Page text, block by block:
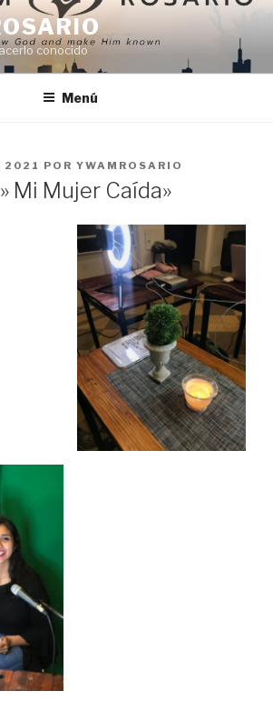
conocido
Menú
2021 POR YWAMROSARIO
Mi Mujer Caída»